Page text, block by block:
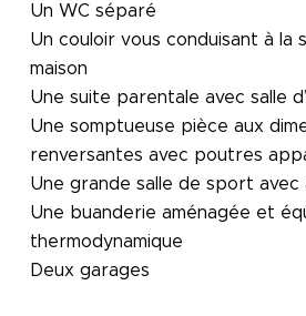
Un WC séparé
Un couloir vous conduisant à la
maison
Une suite parentale avec salle
Une somptueuse pièce aux
renversantes avec poutres
Une grande salle de sport avec
Une buanderie aménagée et
thermodynamique
Deux garages